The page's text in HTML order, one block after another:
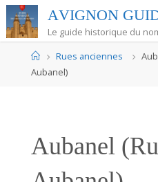
Skip
to
content
AVIGNON GUI
Le guide historique du
HomeRues anciennes
Aubanel)
Aubanel